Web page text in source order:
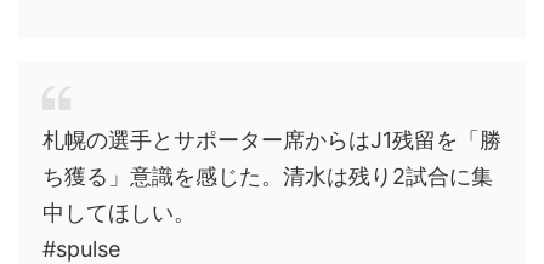
札幌の選手とサポーター席からはJ1残留を「勝
ち獲る」意識を感じた。清水は残り2試合に集
中してほしい。
#spulse